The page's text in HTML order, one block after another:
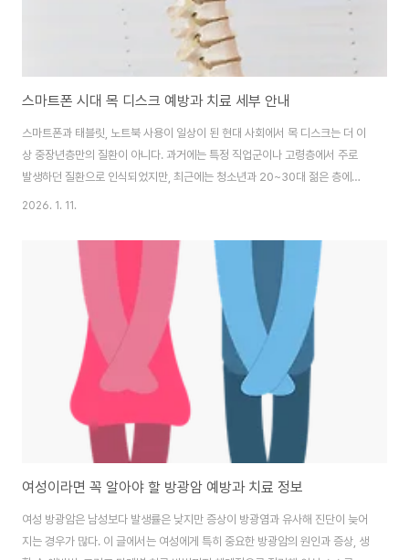
스마트폰 시대 목 디스크 예방과 치료 세부 안내
스마트폰과 태블릿, 노트북 사용이 일상이 된 현대 사회에서 목 디스크는 더 이
상 중장년층만의 질환이 아니다. 과거에는 특정 직업군이나 고령층에서 주로
발생하던 질환으로 인식되었지만, 최근에는 청소년과 20~30대 젊은 층에서
도 목 디스크 증상을 호소하는 사례가 빠르게 증가하고 있다. 고개를 숙인 채 장
해 경추 디스크가 점차 손상된다. 본 글에서는 스마트폰 시대에 필연적으로 증
가하는 목 디스크의 발생 원인부터 예방 방법, 그리고 치료 세부내역까지 체계
적으로 정리하여 일상에서 바로 실천할 수 있도록 안내한다.스마트폰 사용과
목 디스크 발생 원인목 디스크는 경추 사이에 위치한 디스크가 반복적인 압박
과 퇴행성 변화로 인해 탈출하거나 돌..
2026. 1. 11.
여성이라면 꼭 알아야 할 방광암 예방과 치료 정보
여성 방광암은 남성보다 발생률은 낮지만 증상이 방광염과 유사해 진단이 늦어
지는 경우가 많다. 이 글에서는 여성에게 특히 중요한 방광암의 원인과 증상, 생